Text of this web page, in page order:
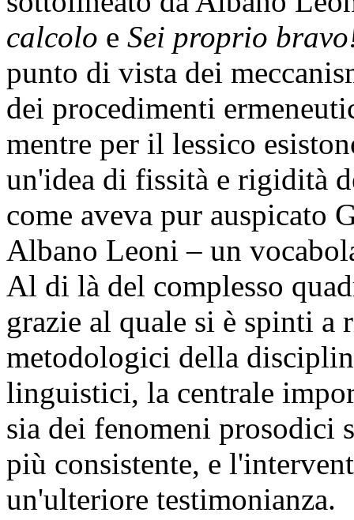
calcolo e Sei proprio
punto di vista dei
dei procedimenti
mentre per il lessico
un'idea di fissità e rigidità
come aveva pur auspicato
Albano Leoni – un
Al di là del complesso
grazie al quale si è spinti a
metodologici della
linguistici, la centrale
sia dei fenomeni prosodici
più consistente, e
un'ulteriore testimonianza.